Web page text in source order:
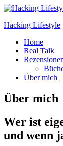
Zum
springen
Hacking Lifestyle
Alles was ein
Home
Real Talk
Rezensionen
Über mich
Über mich
Wer ist
und wenn